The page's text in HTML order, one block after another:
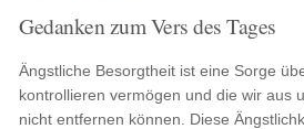
Gedanken zum Vers des Tages
Ängstliche Besorgtheit ist eine Sorge
kontrollieren vermögen und die wir aus
nicht entfernen können. Diese